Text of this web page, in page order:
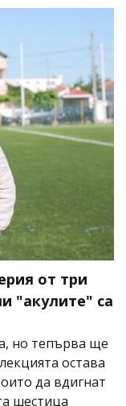
от три
"акулите" са
но тепърва ще
остава
да вдигнат
шестица